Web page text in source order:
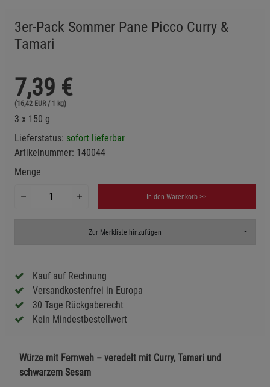
3er-Pack Sommer Pane Picco Curry &
Tamari
7,39 €
(16,42 EUR / 1 kg)
3 x 150 g
Lieferstatus: sofort lieferbar
Artikelnummer: 140044
Menge
In den Warenkorb >>
Zur Merkliste hinzufügen Toggle
Kauf auf Rechnung
Versandkostenfrei in Europa
30 Tage Rückgaberecht
Kein Mindestbestellwert
Würze mit Fernweh – veredelt mit Curry, Tamari und
schwarzem Sesam